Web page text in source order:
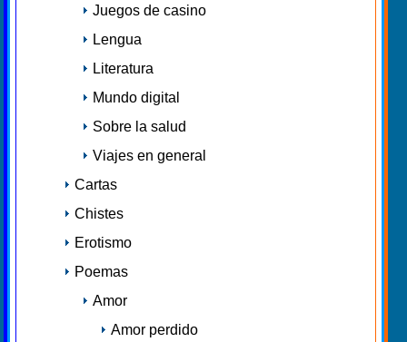
Juegos de casino
Lengua
Literatura
Mundo digital
Sobre la salud
Viajes en general
Cartas
Chistes
Erotismo
Poemas
Amor
Amor perdido